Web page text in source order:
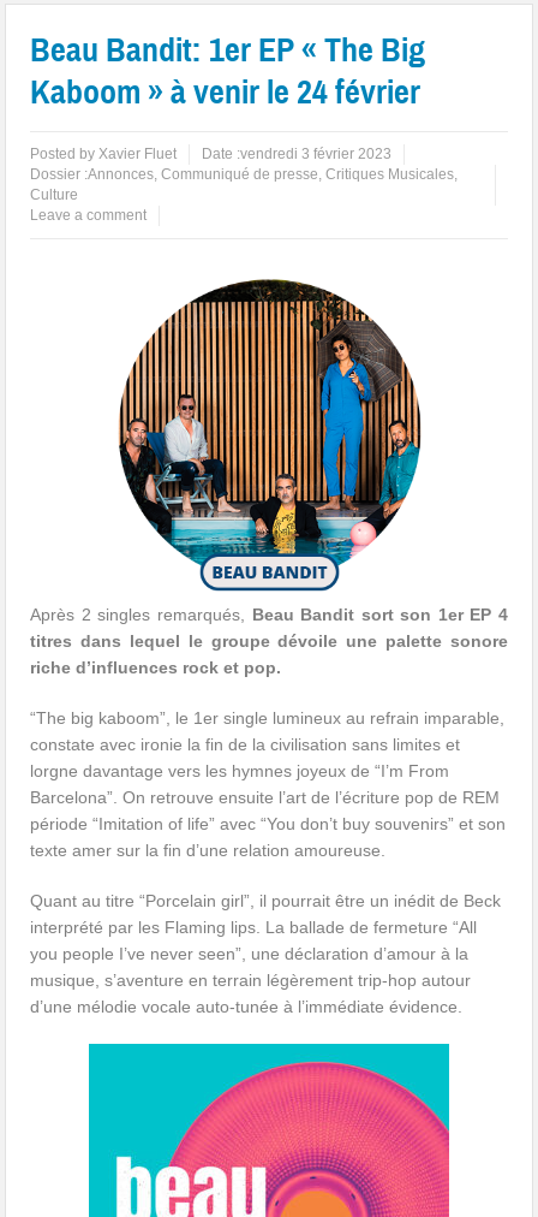
Beau Bandit: 1er EP « The Big
Kaboom » à venir le 24 février
Posted byXavier Fluet Date :vendredi 3 février 2023
Dossier :Annonces,Communiqué de presse,Critiques Musicales,
Culture
Leave a comment
Après 2 singles remarqués, Beau Bandit sort son 1er EP 4
titres dans lequel le groupe dévoile une palette sonore
riche d’influences rock et pop.
“The big kaboom”, le 1er single lumineux au refrain imparable,
constate avec ironie la fin de la civilisation sans limites et
lorgne davantage vers les hymnes joyeux de “I’m From
Barcelona”. On retrouve ensuite l’art de l’écriture pop de REM
période “Imitation of life” avec “You don’t buy souvenirs” et son
texte amer sur la fin d’une relation amoureuse.
Quant au titre “Porcelain girl”, il pourrait être un inédit de Beck
interprété par les Flaming lips. La ballade de fermeture “All
you people I’ve never seen”, une déclaration d’amour à la
musique, s’aventure en terrain légèrement trip-hop autour
d’une mélodie vocale auto-tunée à l’immédiate évidence.